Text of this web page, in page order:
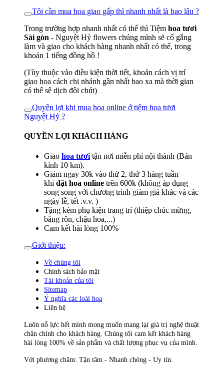
Tôi cần mua hoa giao gấp thì nhanh nhất là bao lâu ?
Trong trường hợp nhanh nhất có thể thì Tiệm hoa tươi
Sài gòn - Nguyệt Hỷ flowers chúng mình sẽ cố gắng
làm và giao cho khách hàng nhanh nhất có thể, trong
khoản 1 tiếng đồng hồ !
(Tùy thuộc vào điều kiện thời tiết, khoản cách vị trí
giao hoa cách chi nhánh gần nhất bao xa mà thời gian
có thể sê dịch đôi chút)
Quyền lợi khi mua hoa online ở tiệm hoa tươi
Nguyệt Hỷ ?
QUYỀN LỢI KHÁCH HÀNG
Giao hoa tươi tận nơi miễn phí nội thành (Bán
kính 10 km).
Giảm ngay 30k vào thứ 2, thứ 3 hàng tuần
khi đặt hoa online trên 600k (không áp dụng
song song với chương trình giảm giá khác và các
ngày lễ, tết .v.v. )
Tặng kèm phụ kiện trang trí (thiệp chúc mừng,
băng rôn, chậu hoa,...)
Cam kết hài lòng 100%
Giới thiệu:
Về chúng tôi
Chính sách bảo mật
Tài khoản của tôi
Sitemap
Ý nghĩa các loài hoa
Liên hệ
Luôn nỗ lực hết mình mong muốn mang lại giá trị nghệ thuật
chân chính cho khách hàng. Chúng tôi cam kết khách hàng
hài lòng 100% về sản phẩm và chất lượng phục vụ của mình.
Với phương châm: Tận tâm - Nhanh chóng - Uy tín.